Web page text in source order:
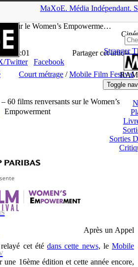
MaXoE. Média Indépendant.
Ciné
Stranger
Toggle
Sorties
sur le Women’s Empowerme…
18:01
Partager cet article
Twitter
Facebook
Court métrage /Mobile Film Festival
60 films renversants sur le Women’s
Empowerment
Après un Appel
cet été dans cette news, le Mobile
16ème édition et cette année encore,